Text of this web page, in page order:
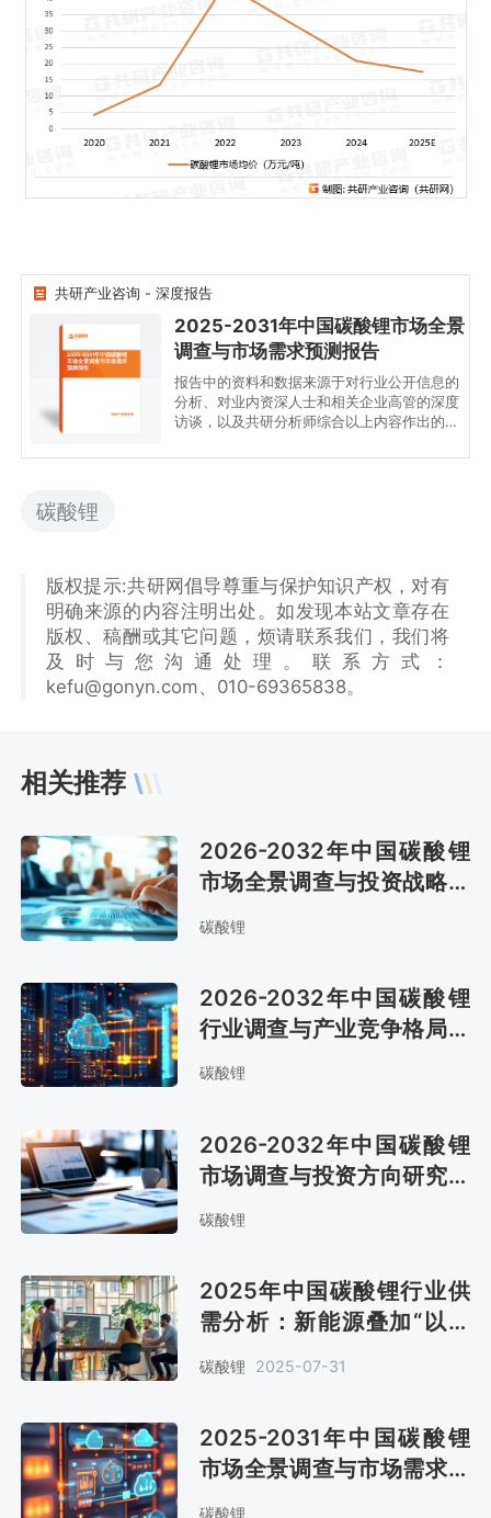
共研产业咨询 - 深度报告
2025-2031年中国碳酸锂
市场全景调查与市场需求
预测报告
2025-2031年中国碳酸锂市场全景
调查与市场需求预测报告
报告中的资料和数据来源于对行业公开信息的
分析、对业内资深人士和相关企业高管的深度
访谈，以及共研分析师综合以上内容作出的专
立的产业分析模型，并结合市场分析、行业分
碳酸锂
版权提示:共研网倡导尊重与保护知识产权，对有
明确来源的内容注明出处。如发现本站文章存在
版权、稿酬或其它问题，烦请联系我们，我们将
及时与您沟通处理。联系方式：
kefu@gonyn.com、010-69365838。
相关推荐
2026-2032年中国碳酸锂
市场全景调查与投资战略研
究报告
碳酸锂
2026-2032年中国碳酸锂
行业调查与产业竞争格局报
告
碳酸锂
2026-2032年中国碳酸锂
市场调查与投资方向研究报
告
碳酸锂
2025年中国碳酸锂行业供
需分析：新能源叠加“以旧
换新”补贴，市场规模将达
99.28万吨[图]
碳酸锂 2025-07-31
2025-2031年中国碳酸锂
市场全景调查与市场需求预
测报告
碳酸锂